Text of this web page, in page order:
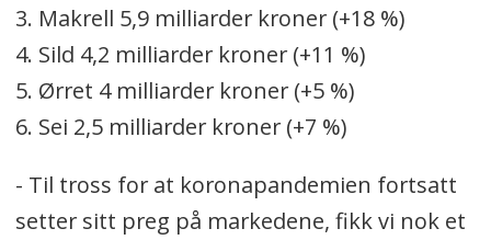
3. Makrell 5,9 milliarder kroner (+18 %)
4. Sild 4,2 milliarder kroner (+11 %)
5. Ørret 4 milliarder kroner (+5 %)
6. Sei 2,5 milliarder kroner (+7 %)
- Til tross for at koronapandemien fortsatt
setter sitt preg på markedene, fikk vi nok et